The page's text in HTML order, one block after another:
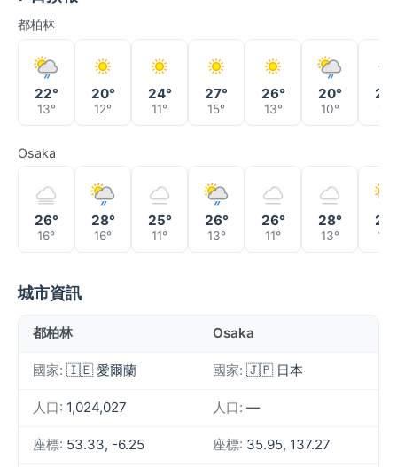
都柏林
22°
13°
20°
12°
24°
11°
27°
15°
26°
13°
20°
10°
Osaka
26°
16°
28°
16°
25°
11°
26°
13°
26°
11°
28°
13°
27°
16°
城市資訊
都柏林 Osaka
國家: 🇮🇪 愛爾蘭 國家: 🇯🇵 日本
人口: 1,024,027 人口: —
座標: 53.33, -6.25 座標: 35.95, 137.27